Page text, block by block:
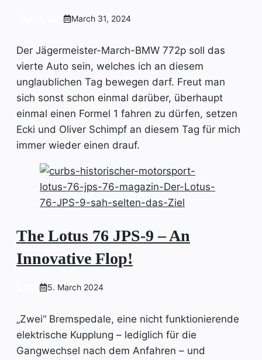
March 31, 2024
Der Jägermeister-March-BMW 772p soll das
vierte Auto sein, welches ich an diesem
unglaublichen Tag bewegen darf. Freut man
sich sonst schon einmal darüber, überhaupt
einmal einen Formel 1 fahren zu dürfen, setzen
Ecki und Oliver Schimpf an diesem Tag für mich
immer wieder einen drauf.
The Lotus 76 JPS-9 – An
Innovative Flop!
5. March 2024
„Zwei“ Bremspedale, eine nicht funktionierende
elektrische Kupplung – lediglich für die
Gangwechsel nach dem Anfahren – und